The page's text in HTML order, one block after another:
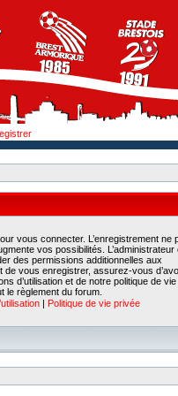
vous connecter. L’enregistrement ne
vos possibilités. L’administrateur
des permissions additionnelles aux
de vous enregistrer, assurez-vous
d’utilisation et de notre politique de
le règlement du forum.
| Politique de vie privée